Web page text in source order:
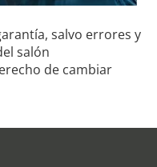
salvo errores y
salón
de cambiar